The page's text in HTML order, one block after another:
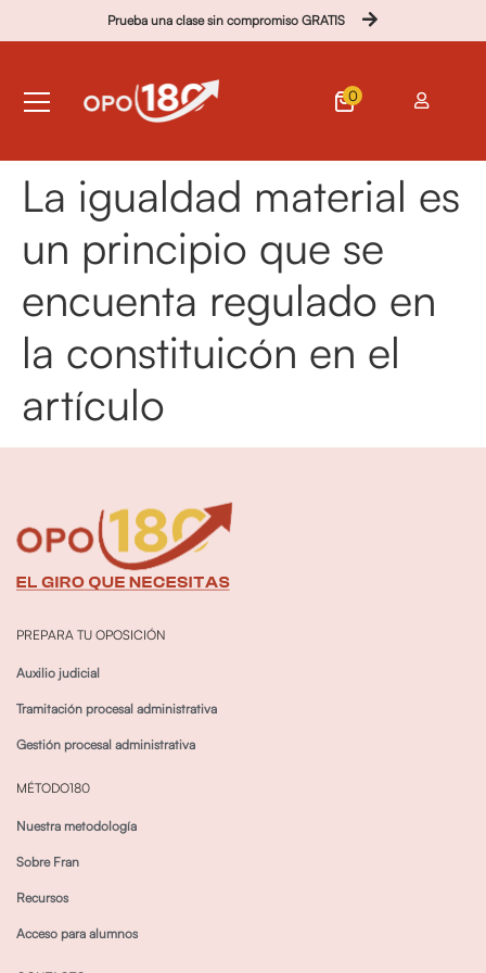
Prueba una clase sin compromiso GRATIS
0
La igualdad material es
un principio que se
encuenta regulado en
la constituicón en el
artículo
PREPARA TU OPOSICIÓN
Auxilio judicial
Tramitación procesal administrativa
Gestión procesal administrativa
MÉTODO180
Nuestra metodología
Sobre Fran
Recursos
Acceso para alumnos